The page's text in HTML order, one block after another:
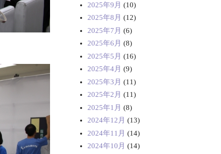
2025年9月 (10)
2025年8月 (12)
2025年7月 (6)
2025年6月 (8)
2025年5月 (16)
2025年4月 (9)
2025年3月 (11)
2025年2月 (11)
2025年1月 (8)
2024年12月 (13)
2024年11月 (14)
2024年10月 (14)